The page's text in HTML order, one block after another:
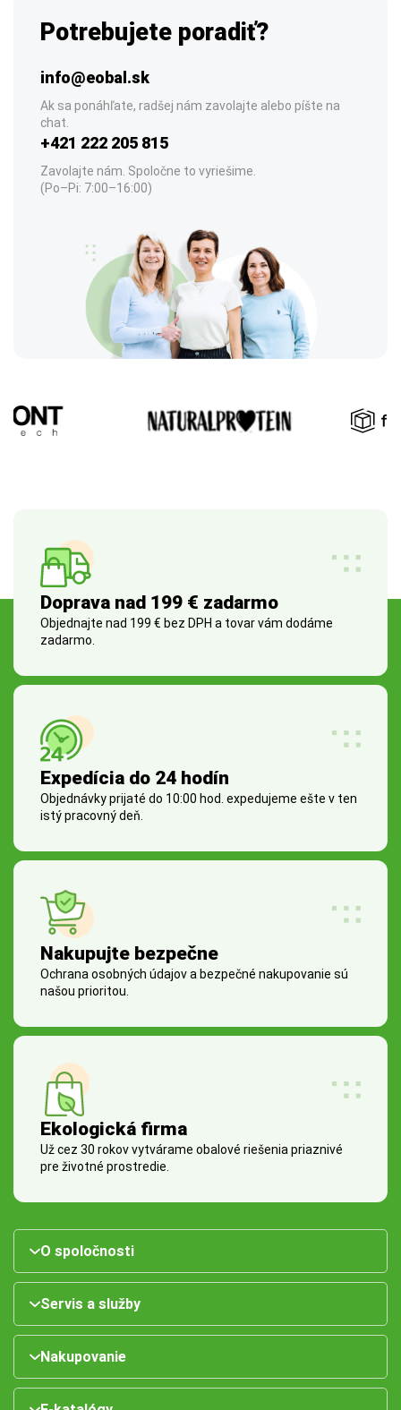
Potrebujete poradiť?
info@eobal.sk
Ak sa ponáhľate, radšej nám zavolajte alebo píšte na
chat.
+421 222 205 815
Zavolajte nám. Spoločne to vyriešime.
(Po–Pi: 7:00–16:00)
Doprava nad 199 € zadarmo
Objednajte nad 199 € bez DPH a tovar vám dodáme
zadarmo.
Expedícia do 24 hodín
Objednávky prijaté do 10:00 hod. expedujeme ešte v ten
istý pracovný deň.
Nakupujte bezpečne
Ochrana osobných údajov a bezpečné nakupovanie sú
našou prioritou.
Ekologická firma
Už cez 30 rokov vytvárame obalové riešenia priaznivé
pre životné prostredie.
O spoločnosti
Servis a služby
Nakupovanie